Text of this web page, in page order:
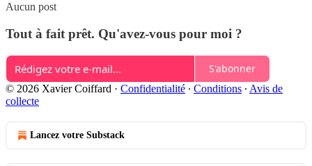
Aucun post
Tout à fait prêt. Qu'avez-vous pour moi ?
S'abonner
© 2026 Xavier Coiffard · Confidentialité ∙ Conditions ∙ Avis de
collecte
Lancez votre Substack